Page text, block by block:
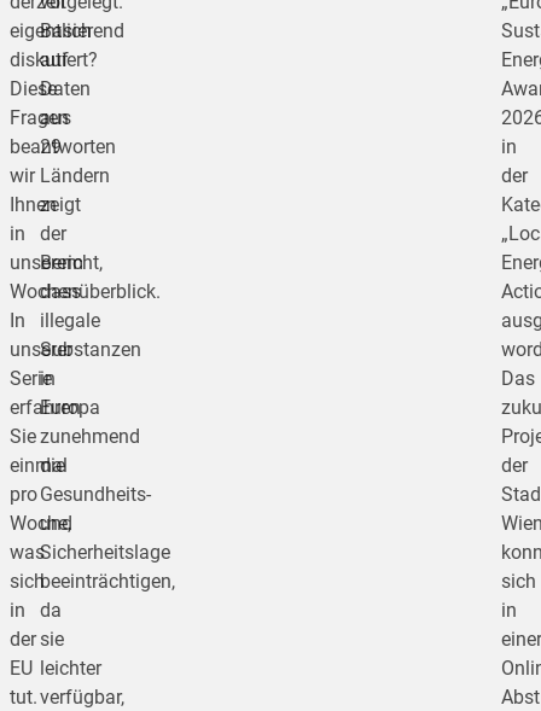
eigentlich
diskutiert?
Diese
Fragen
beantworten
wir
Ihnen
in
unserem
Wochenüberblick.
In
unserer
Serie
erfahren
Sie
einmal
pro
Woche,
was
sich
in
der
EU
tut.
Basierend
auf
Daten
aus
29
Ländern
zeigt
der
Bericht,
dass
illegale
Substanzen
in
Europa
zunehmend
die
Gesundheits-
und
Sicherheitslage
beeinträchtigen,
da
sie
leichter
verfügbar,
in
der
Das
der
sich
in
einer